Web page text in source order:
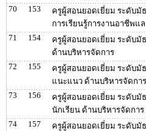
70
153
ครูผู้สอนยอดเยี่ยม ระดับมั
การเรียนรู้การงานอาชีพแ
71
154
ครูผู้สอนยอดเยี่ยม ระดับ
ด้านบริหารจัดการ
72
155
ครูผู้สอนยอดเยี่ยม ระดับมั
แนะแนว ด้านบริหารจัดการ
73
156
ครูผู้สอนยอดเยี่ยม ระดับมั
นักเรียน ด้านบริหารจัดการ
74
157
ครูผู้สอนยอดเยี่ยม ระดับมั